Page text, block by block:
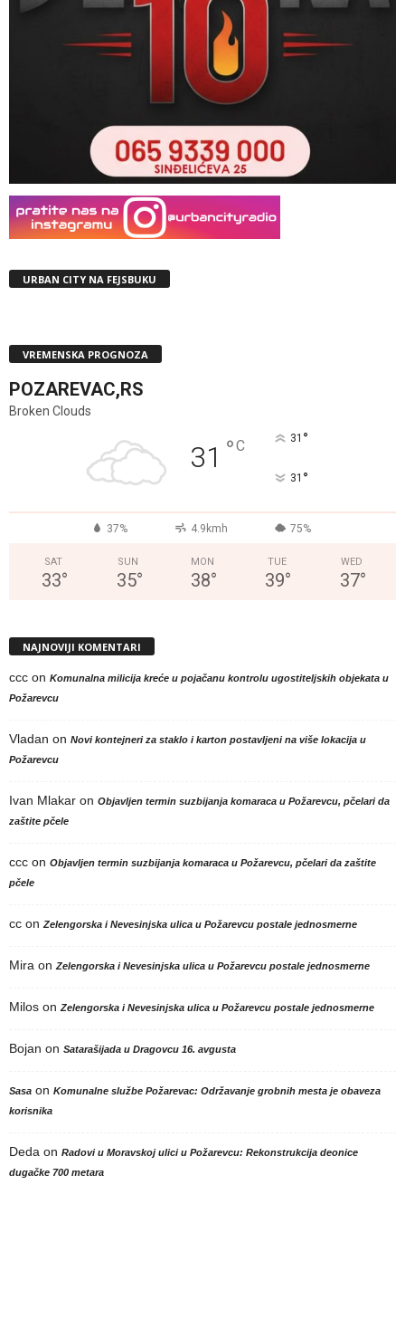
URBAN CITY NA FEJSBUKU
VREMENSKA PROGNOZA
POZAREVAC,RS
Broken Clouds
31 °C 31 °
31 °
37% 4.9kmh 75%
SAT
33°
SUN
35°
MON
38°
TUE
39°
WED
37°
NAJNOVIJI KOMENTARI
ccc on Komunalna milicija kreće u pojačanu kontrolu ugostiteljskih objekata u
Požarevcu
Vladan on Novi kontejneri za staklo i karton postavljeni na više lokacija u
Požarevcu
Ivan Mlakar on Objavljen termin suzbijanja komaraca u Požarevcu, pčelari da
zaštite pčele
ccc on Objavljen termin suzbijanja komaraca u Požarevcu, pčelari da zaštite
pčele
cc on Zelengorska i Nevesinjska ulica u Požarevcu postale jednosmerne
Mira on Zelengorska i Nevesinjska ulica u Požarevcu postale jednosmerne
Milos on Zelengorska i Nevesinjska ulica u Požarevcu postale jednosmerne
Bojan on Satarašijada u Dragovcu 16. avgusta
Sasa on Komunalne službe Požarevac: Održavanje grobnih mesta je obaveza
korisnika
Deda on Radovi u Moravskoj ulici u Požarevcu: Rekonstrukcija deonice
dugačke 700 metara